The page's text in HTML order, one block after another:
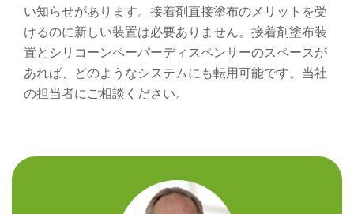
い知らせがあります。接着剤直接塗布のメリットを受
けるのに新しい装置は必要ありません。接着剤塗布装
置とシリコーンペーパーディスペンサーのスペースが
あれば、どのようなシステムにも転用可能です。当社
の担当者にご相談ください。